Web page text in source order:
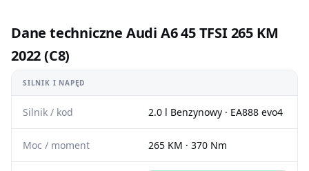
Dane techniczne Audi A6 45 TFSI 265 KM
2022 (C8)
SILNIK I NAPĘD
Silnik / kod 2.0 l Benzynowy · EA888 evo4
Moc / moment 265 KM · 370 Nm